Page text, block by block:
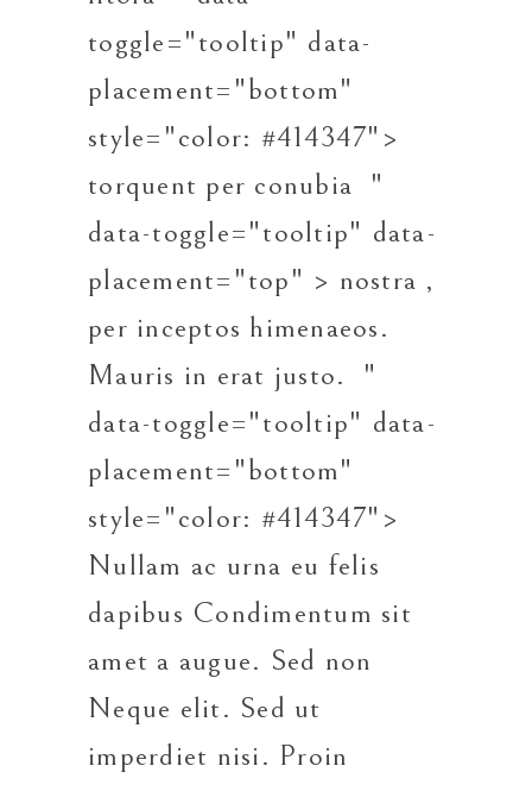
toggle="tooltip" data-
placement="bottom"
style="color: #414347">
torquent per conubia "
data-toggle="tooltip" data-
placement="top" > nostra ,
per inceptos himenaeos.
Mauris in erat justo. "
data-toggle="tooltip" data-
placement="bottom"
style="color: #414347">
Nullam ac urna eu felis
dapibus Condimentum sit
amet a augue. Sed non
Neque elit. Sed ut
imperdiet nisi. Proin